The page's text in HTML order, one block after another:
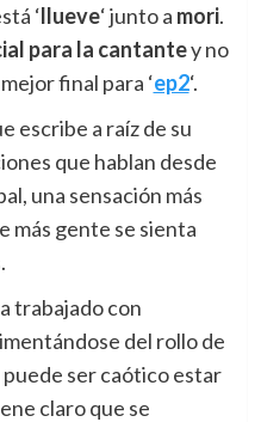
‘llueve‘ junto a mori.
para la cantantey no
final para ‘ep2‘.
escribe a raíz de su
que hablan desde
una sensación más
más gente se sienta
trabajado con
del rollo de
ser caótico estar
claro que se